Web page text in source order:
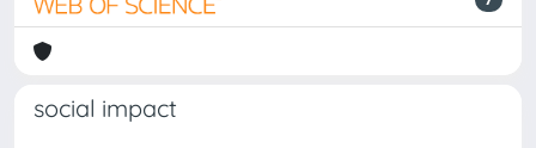
social impact